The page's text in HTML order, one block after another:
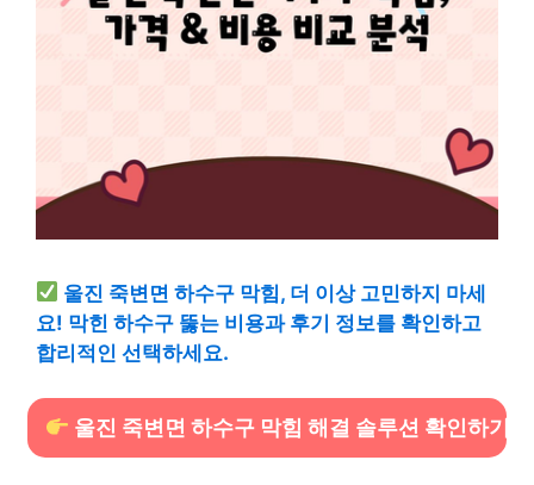
울진 죽변면 하수구 막힘, 더 이상 고민하지 마세
요! 막힌 하수구 뚫는 비용과 후기 정보를 확인하고
합리적인 선택하세요.
울진 죽변면 하수구 막힘 해결 솔루션 확인하기